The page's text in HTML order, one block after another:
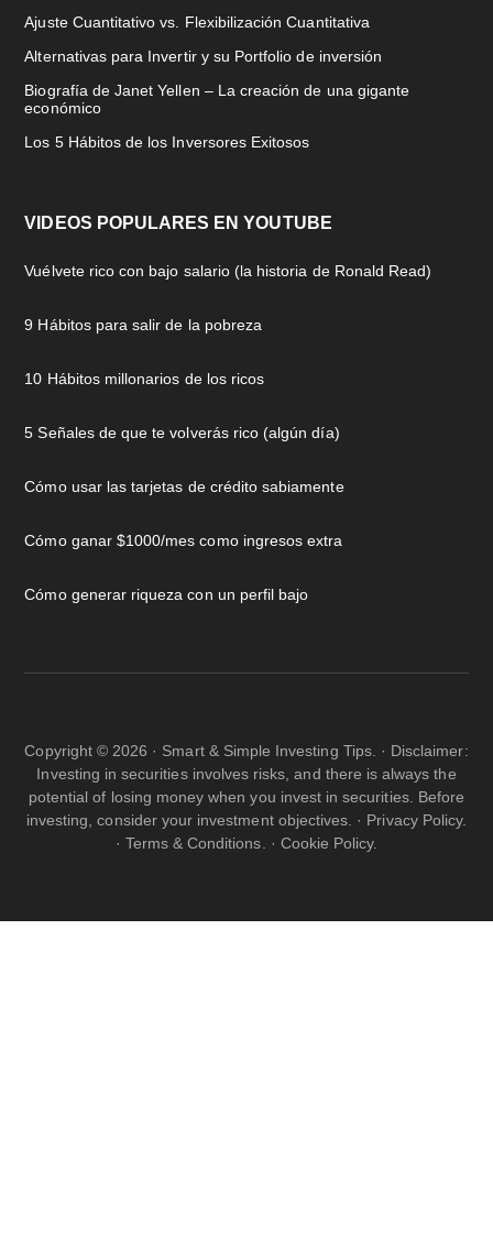
Ajuste Cuantitativo vs. Flexibilización Cuantitativa
Alternativas para Invertir y su Portfolio de inversión
Biografía de Janet Yellen – La creación de una gigante
económico
Los 5 Hábitos de los Inversores Exitosos
VIDEOS POPULARES EN YOUTUBE
Vuélvete rico con bajo salario (la historia de Ronald Read)
9 Hábitos para salir de la pobreza
10 Hábitos millonarios de los ricos
5 Señales de que te volverás rico (algún día)
Cómo usar las tarjetas de crédito sabiamente
Cómo ganar $1000/mes como ingresos extra
Cómo generar riqueza con un perfil bajo
Copyright © 2026 · Smart & Simple Investing Tips. · Disclaimer:
Investing in securities involves risks, and there is always the
potential of losing money when you invest in securities. Before
investing, consider your investment objectives. · Privacy Policy.
· Terms & Conditions. · Cookie Policy.